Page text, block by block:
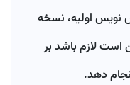
نویس اولیه، نسخه
لازم باشد بر
دهد.